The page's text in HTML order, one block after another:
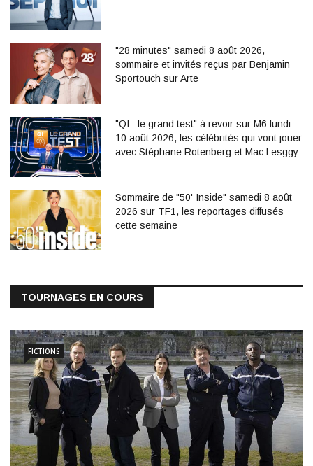
"28 minutes" samedi 8 août 2026,
sommaire et invités reçus par Benjamin
Sportouch sur Arte
"QI : le grand test" à revoir sur M6 lundi
10 août 2026, les célébrités qui vont jouer
avec Stéphane Rotenberg et Mac Lesggy
Sommaire de "50' Inside" samedi 8 août
2026 sur TF1, les reportages diffusés
cette semaine
TOURNAGES EN COURS
FICTIONS